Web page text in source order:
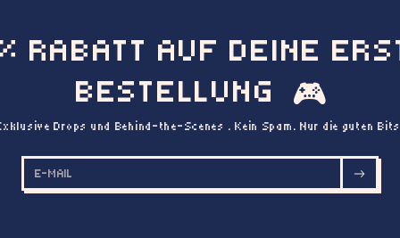
RABATT AUF DEINE
BESTELLUNG
🎮
Drops und Behind-the-Scenes . Kein Spam. Nur die guten